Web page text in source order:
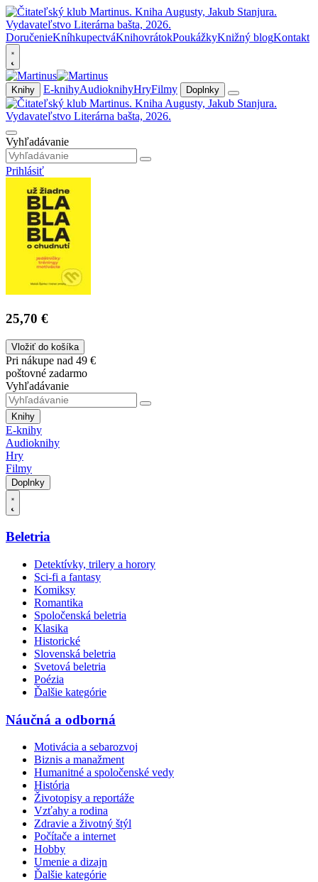
DoručenieKníhkupectváKnihovrátokPoukážkyKnižný blogKontakt
Knihy E-knihyAudioknihyHryFilmy Doplnky
Vyhľadávanie
Prihlásiť
25,70 €
Vložiť do košíka
Pri nákupe nad 49 €
poštovné zadarmo
Vyhľadávanie
Knihy
E-knihy
Audioknihy
Hry
Filmy
Doplnky
Beletria
Detektívky, trilery a horory
Sci-fi a fantasy
Komiksy
Romantika
Spoločenská beletria
Klasika
Historické
Slovenská beletria
Svetová beletria
Poézia
Ďalšie kategórie
Náučná a odborná
Motivácia a sebarozvoj
Biznis a manažment
Humanitné a spoločenské vedy
História
Životopisy a reportáže
Vzťahy a rodina
Zdravie a životný štýl
Počítače a internet
Hobby
Umenie a dizajn
Ďalšie kategórie